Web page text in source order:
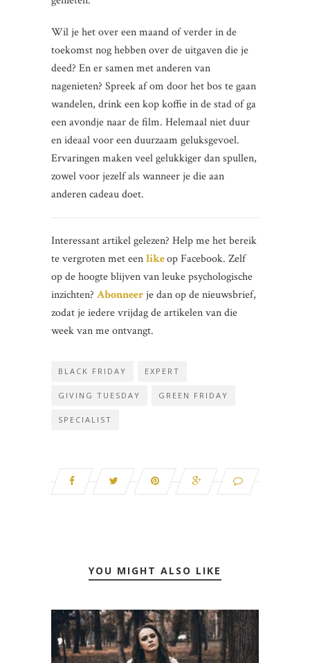
Wil je het over een maand of verder in de
toekomst nog hebben over de uitgaven die je
deed? En er samen met anderen van
nagenieten? Spreek af om door het bos te gaan
wandelen, drink een kop koffie in de stad of ga
een avondje naar de film. Helemaal niet duur
en ideaal voor een duurzaam geluksgevoel.
Ervaringen maken veel gelukkiger dan spullen,
zowel voor jezelf als wanneer je die aan
anderen cadeau doet.
Interessant artikel gelezen? Help me het bereik
te vergroten met eenlikeop Facebook. Zelf
op de hoogte blijven van leuke psychologische
inzichten? Abonneerje dan op de nieuwsbrief,
zodat je iedere vrijdag de artikelen van die
week van me ontvangt.
BLACK FRIDAY EXPERT
GIVING TUESDAY GREEN FRIDAY
SPECIALIST
YOU MIGHT ALSO LIKE